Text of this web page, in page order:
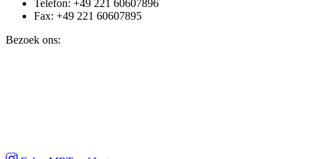
Telefon: +49 221 60607896
Fax: +49 221 60607895
Bezoek ons: